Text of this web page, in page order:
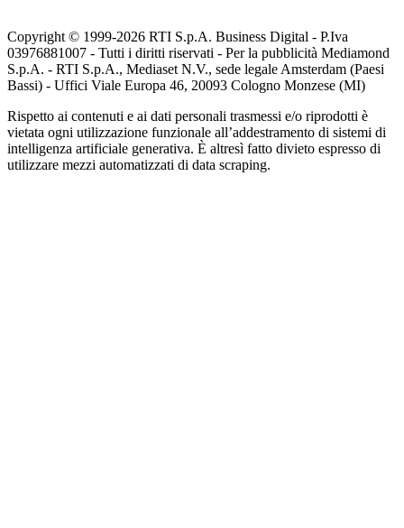
Copyright © 1999-2026 RTI S.p.A. Business Digital - P.Iva
03976881007 - Tutti i diritti riservati - Per la pubblicità Mediamond
S.p.A. - RTI S.p.A., Mediaset N.V., sede legale Amsterdam (Paesi
Bassi) - Uffici Viale Europa 46, 20093 Cologno Monzese (MI)
Rispetto ai contenuti e ai dati personali trasmessi e/o riprodotti è
vietata ogni utilizzazione funzionale all’addestramento di sistemi di
intelligenza artificiale generativa. È altresì fatto divieto espresso di
utilizzare mezzi automatizzati di data scraping.